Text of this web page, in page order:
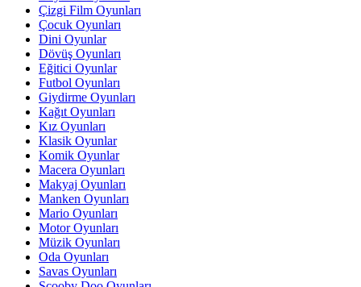
Çizgi Film Oyunları
Çocuk Oyunları
Dini Oyunlar
Dövüş Oyunları
Eğitici Oyunlar
Futbol Oyunları
Giydirme Oyunları
Kağıt Oyunları
Kız Oyunları
Klasik Oyunlar
Komik Oyunlar
Macera Oyunları
Makyaj Oyunları
Manken Oyunları
Mario Oyunları
Motor Oyunları
Müzik Oyunları
Oda Oyunları
Savas Oyunları